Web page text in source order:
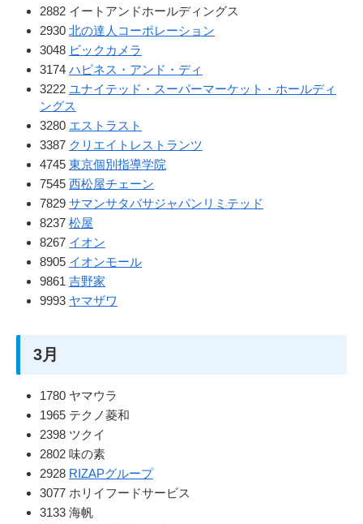
2882 イートアンドホールディングス
2930 北の達人コーポレーション
3048 ビックカメラ
3174 ハピネス・アンド・ディ
3222 ユナイテッド・スーパーマーケット・ホールディ
ングス
3280 エストラスト
3387 クリエイトレストランツ
4745 東京個別指導学院
7545 西松屋チェーン
7829 サマンサタバサジャパンリミテッド
8237 松屋
8267 イオン
8905 イオンモール
9861 吉野家
9993 ヤマザワ
3月
1780 ヤマウラ
1965 テクノ菱和
2398 ツクイ
2802 味の素
2928 RIZAPグループ
3077 ホリイフードサービス
3133 海帆